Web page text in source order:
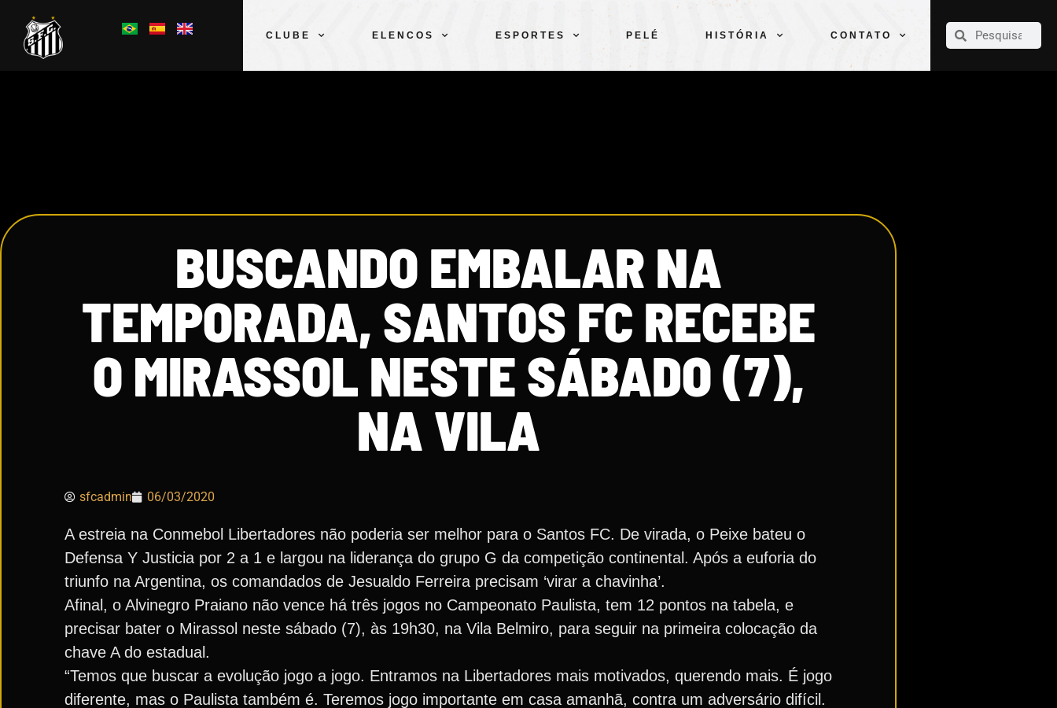
CLUBE ELENCOS ESPORTES PELÉ HISTÓRIA CONTATO
CLUBE
BUSCANDO EMBALAR NA
TEMPORADA, SANTOS FC RECEBE
O MIRASSOL NESTE SÁBADO (7),
NA VILA
sfcadmin 06/03/2020
A estreia na Conmebol Libertadores não poderia ser melhor para o Santos FC. De virada, o Peixe bateu o
Defensa Y Justicia por 2 a 1 e largou na liderança do grupo G da competição continental. Após a euforia do
triunfo na Argentina, os comandados de Jesualdo Ferreira precisam ‘virar a chavinha’.
Afinal, o Alvinegro Praiano não vence há três jogos no Campeonato Paulista, tem 12 pontos na tabela, e
precisar bater o Mirassol neste sábado (7), às 19h30, na Vila Belmiro, para seguir na primeira colocação da
chave A do estadual.
“Temos que buscar a evolução jogo a jogo. Entramos na Libertadores mais motivados, querendo mais. É jogo
diferente, mas o Paulista também é. Teremos jogo importante em casa amanhã, contra um adversário difícil.